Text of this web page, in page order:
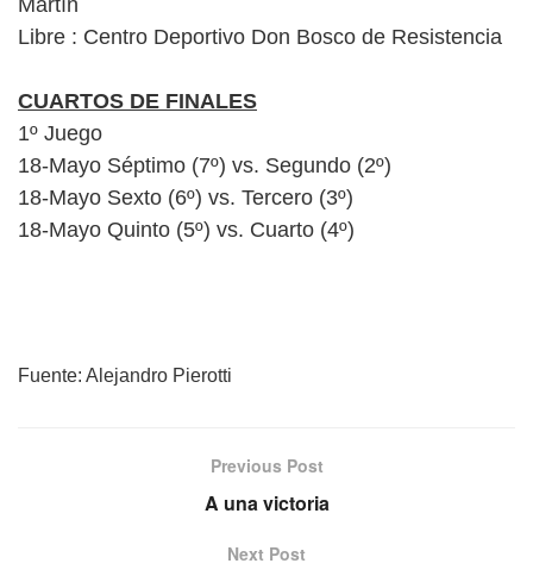
Libre : Centro Deportivo Don Bosco de Resistencia
CUARTOS DE FINALES
1º Juego
18-Mayo Séptimo (7º) vs. Segundo (2º)
18-Mayo Sexto (6º) vs. Tercero (3º)
18-Mayo Quinto (5º) vs. Cuarto (4º)
Fuente: Alejandro Pierotti
Previous Post
A una victoria
Next Post